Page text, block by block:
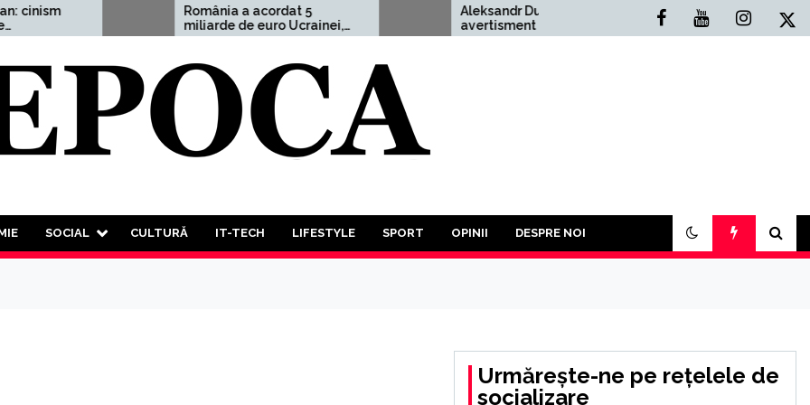
România a acordat 5
miliarde de euro Ucrainei,
adică 1,5% din PIB
Aleksandr Dughin,
avertisment cutremurător:
”Un Al Treilea Război
luptă a tuturor împotriva
tuturor”
Situația Politică
din România: O
Comprehensivă
SOCIAL CULTURĂ IT-TECH LIFESTYLE SPORT OPINII DESPRE NOI
Urmărește-ne pe rețelele de
socializare